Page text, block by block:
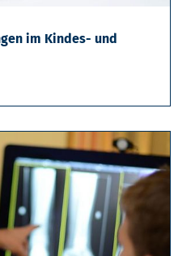
im Kindes- und